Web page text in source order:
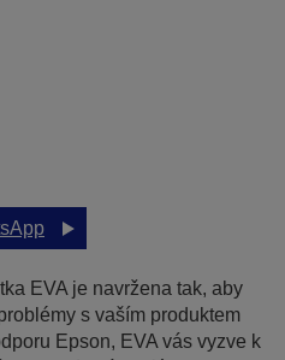
EVA je navržena tak, aby
s vaším produktem
Epson, EVA vás vyzve k